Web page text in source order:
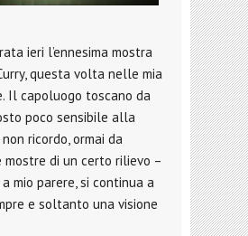
ieri l’ennesima mostra
questa volta nelle mia
Il capoluogo toscano da
poco sensibile alla
ricordo, ormai da
mostre di un certo rilievo –
mio parere, si continua a
e soltanto una visione